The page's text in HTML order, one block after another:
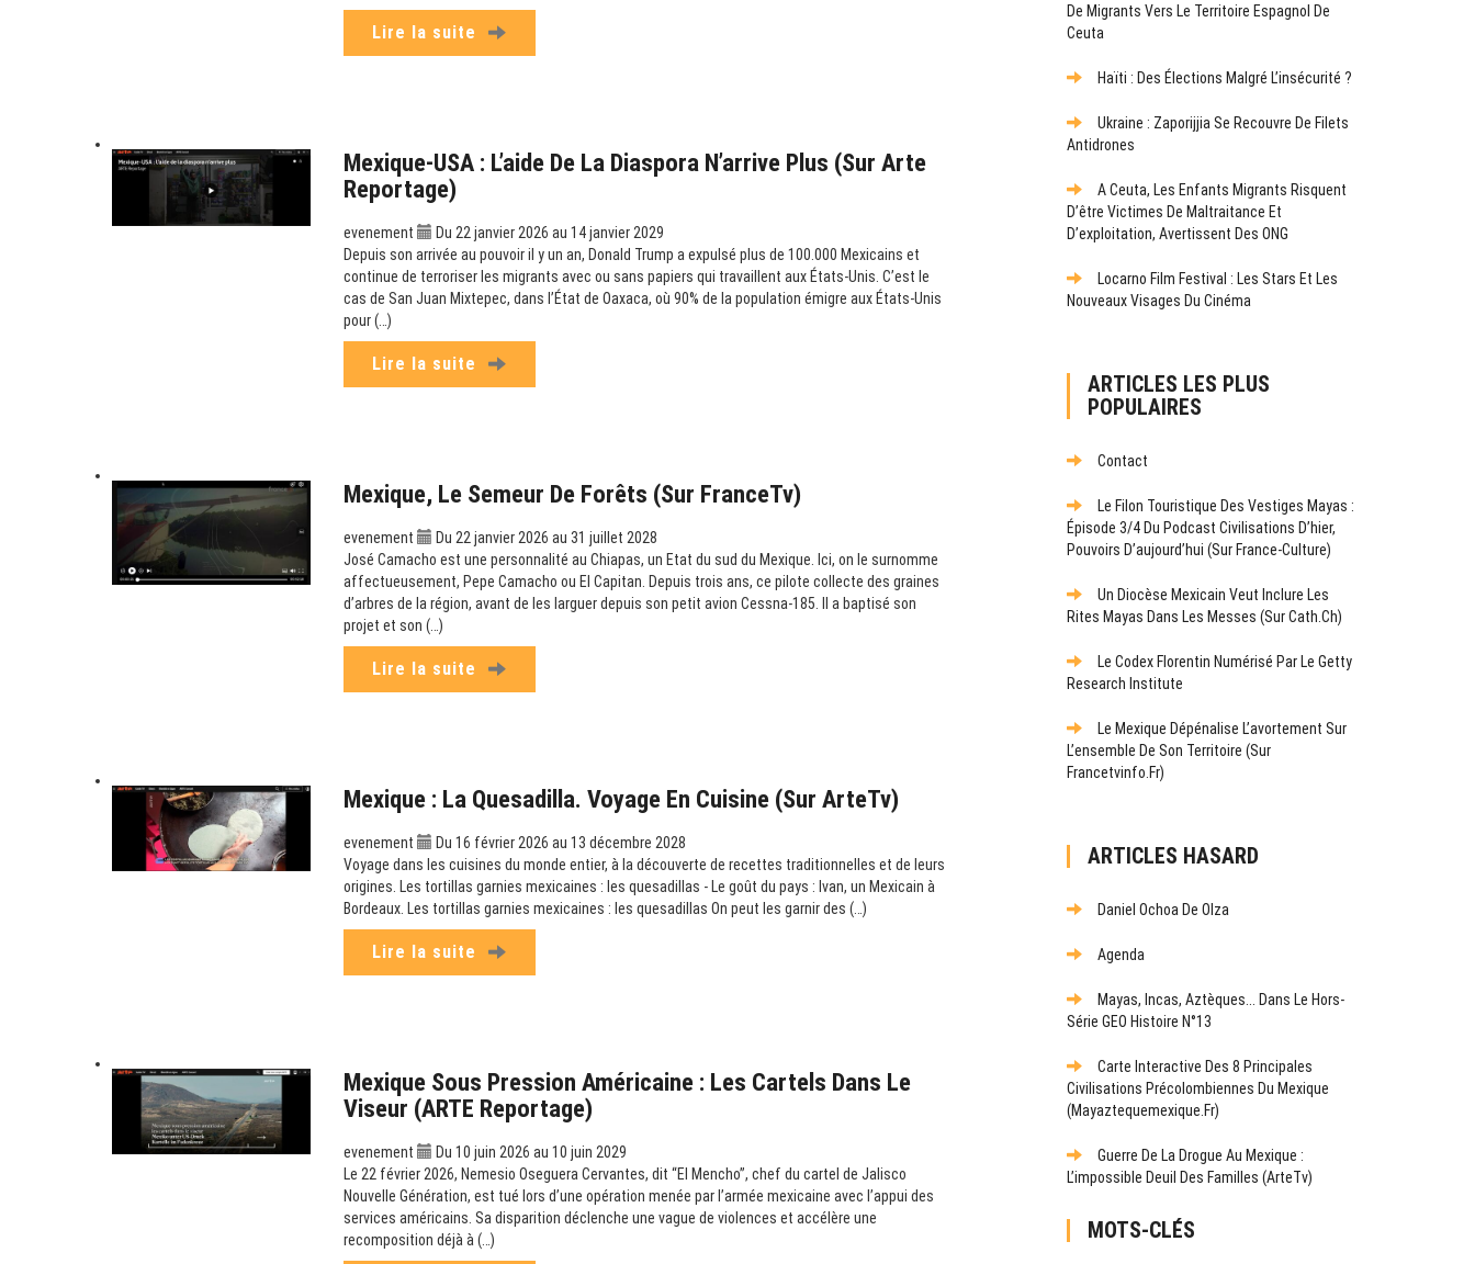
Lire la suite
Mexique-USA : L’aide De La Diaspora N’arrive Plus (sur Arte
Reportage)
evenement
Du 22 janvier 2026 au 14 janvier 2029
Depuis son arrivée au pouvoir il y un an, Donald Trump a expulsé plus de 100.000 Mexicains et
continue de terroriser les migrants avec ou sans papiers qui travaillent aux États-Unis. C’est le
cas de San Juan Mixtepec, dans l’État de Oaxaca, où 90% de la population émigre aux États-Unis
pour (…)
Lire la suite
Mexique, Le Semeur De Forêts (sur FranceTv)
evenement
Du 22 janvier 2026 au 31 juillet 2028
José Camacho est une personnalité au Chiapas, un Etat du sud du Mexique. Ici, on le surnomme
affectueusement, Pepe Camacho ou El Capitan. Depuis trois ans, ce pilote collecte des graines
d’arbres de la région, avant de les larguer depuis son petit avion Cessna-185. Il a baptisé son
projet et son (…)
Lire la suite
Mexique : La Quesadilla. Voyage En Cuisine (sur ArteTv)
evenement
Du 16 février 2026 au 13 décembre 2028
Voyage dans les cuisines du monde entier, à la découverte de recettes traditionnelles et de leurs
origines. Les tortillas garnies mexicaines : les quesadillas - Le goût du pays : Ivan, un Mexicain à
Bordeaux. Les tortillas garnies mexicaines : les quesadillas On peut les garnir des (…)
Lire la suite
Mexique Sous Pression Américaine : Les Cartels Dans Le
Viseur (ARTE Reportage)
evenement
Du 10 juin 2026 au 10 juin 2029
Le 22 février 2026, Nemesio Oseguera Cervantes, dit “El Mencho”, chef du cartel de Jalisco
Nouvelle Génération, est tué lors d’une opération menée par l’armée mexicaine avec l’appui des
services américains. Sa disparition déclenche une vague de violences et accélère une
recomposition déjà à (…)
De Migrants Vers Le Territoire Espagnol De
Ceuta
Haïti : Des Élections Malgré L’insécurité ?
Ukraine : Zaporijjia Se Recouvre De Filets
Antidrones
A Ceuta, Les Enfants Migrants Risquent
D’être Victimes De Maltraitance Et
D’exploitation, Avertissent Des ONG
Locarno Film Festival : Les Stars Et Les
Nouveaux Visages Du Cinéma
ARTICLES LES PLUS
POPULAIRES
Contact
Le Filon Touristique Des Vestiges Mayas :
Épisode 3/4 Du Podcast Civilisations D’hier,
Pouvoirs D’aujourd’hui (sur France-Culture)
Un Diocèse Mexicain Veut Inclure Les
Rites Mayas Dans Les Messes (sur Cath.ch)
Le Codex Florentin Numérisé Par Le Getty
Research Institute
Le Mexique Dépénalise L’avortement Sur
L’ensemble De Son Territoire (sur
Francetvinfo.fr)
ARTICLES HASARD
Daniel Ochoa De Olza
Agenda
Mayas, Incas, Aztèques... Dans Le Hors-
Série GEO Histoire N°13
Carte Interactive Des 8 Principales
Civilisations Précolombiennes Du Mexique
(mayaztequemexique.fr)
Guerre De La Drogue Au Mexique :
L’impossible Deuil Des Familles (ArteTv)
MOTS-CLÉS